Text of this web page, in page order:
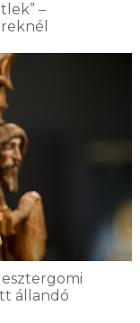
–
állandó